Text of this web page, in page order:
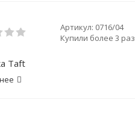
Артикул: 0716/04
Купили более 3 раз
Taft